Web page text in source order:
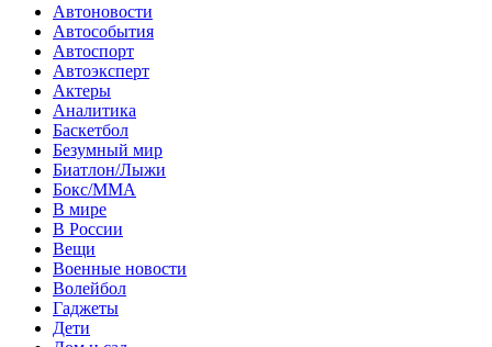
Автоновости
Автособытия
Автоспорт
Автоэксперт
Актеры
Аналитика
Баскетбол
Безумный мир
Биатлон/Лыжи
Бокс/MMA
В мире
В России
Вещи
Военные новости
Волейбол
Гаджеты
Дети